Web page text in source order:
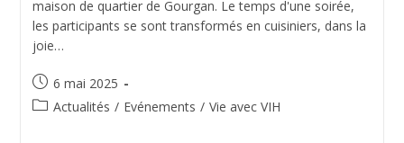
maison de quartier de Gourgan. Le temps d'une soirée,
les participants se sont transformés en cuisiniers, dans la
joie…
Publication
publiée :
6 mai 2025
PostActualités / Evénements / Vie avec VIH